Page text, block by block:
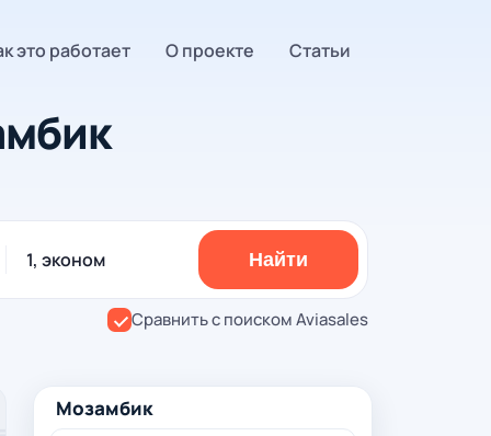
это работает О проекте Статьи
1, эконом Найти
Сравнить с поиском Aviasales
Мозамбик